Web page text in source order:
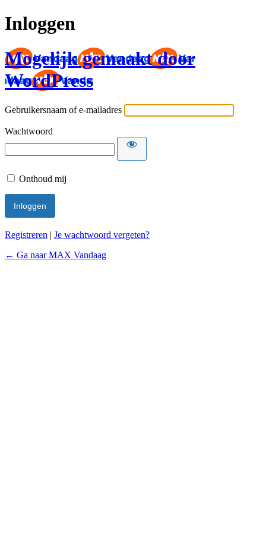
Inloggen
Mogelijk gemaakt door
WordPress
Gebruikersnaam of e-mailadres
Wachtwoord
Onthoud mij
Registreren | Je wachtwoord vergeten?
← Ga naar MAX Vandaag